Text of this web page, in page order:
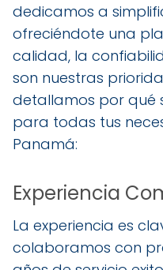
dedicamos a
ofreciéndote una
calidad, la
son nuestras
detallamos por qué
para todas tus
Panamá:
Experiencia
La experiencia es
colaboramos con